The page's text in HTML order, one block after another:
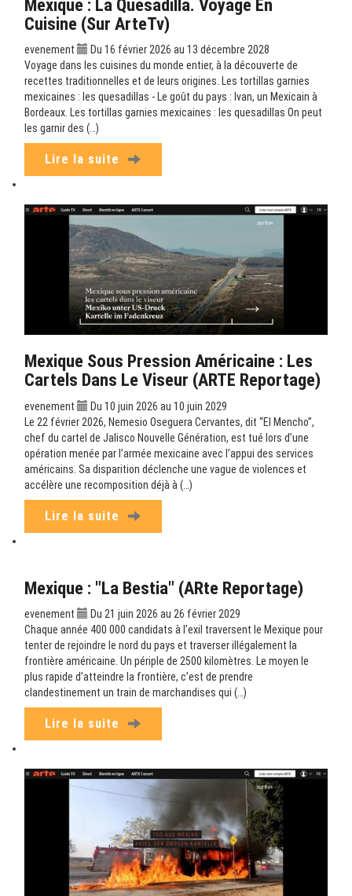
Mexique : La Quesadilla. Voyage En
Cuisine (sur ArteTv)
evenement
Du 16 février 2026 au 13 décembre 2028
Voyage dans les cuisines du monde entier, à la découverte de
recettes traditionnelles et de leurs origines. Les tortillas garnies
mexicaines : les quesadillas - Le goût du pays : Ivan, un Mexicain à
Bordeaux. Les tortillas garnies mexicaines : les quesadillas On peut
les garnir des (…)
Lire la suite
Mexique Sous Pression Américaine : Les
Cartels Dans Le Viseur (ARTE Reportage)
evenement
Du 10 juin 2026 au 10 juin 2029
Le 22 février 2026, Nemesio Oseguera Cervantes, dit “El Mencho”,
chef du cartel de Jalisco Nouvelle Génération, est tué lors d’une
opération menée par l’armée mexicaine avec l’appui des services
américains. Sa disparition déclenche une vague de violences et
accélère une recomposition déjà à (…)
Lire la suite
Mexique : "La Bestia" (ARte Reportage)
evenement
Du 21 juin 2026 au 26 février 2029
Chaque année 400 000 candidats à l’exil traversent le Mexique pour
tenter de rejoindre le nord du pays et traverser illégalement la
frontière américaine. Un périple de 2500 kilomètres. Le moyen le
plus rapide d’atteindre la frontière, c’est de prendre
clandestinement un train de marchandises qui (…)
Lire la suite